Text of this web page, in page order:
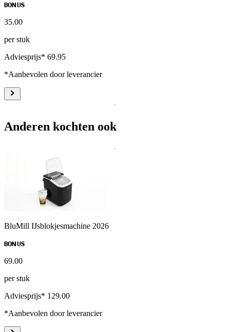
BONUS
35.00
per stuk
Adviesprijs* 69.95
*Aanbevolen door leverancier
Anderen kochten ook
BluMill IJsblokjesmachine 2026
BONUS
69.00
per stuk
Adviesprijs* 129.00
*Aanbevolen door leverancier